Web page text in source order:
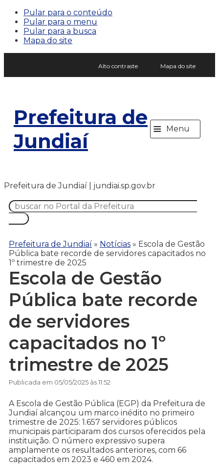
Pular para o conteúdo
Pular para o menu
Pular para a busca
Mapa do site
Alto contraste Mapa do site
Prefeitura de
Jundiaí
≡ Menu
Prefeitura de Jundiaí | jundiai.sp.gov.br
Prefeitura de Jundiaí » Notícias » Escola de Gestão
Pública bate recorde de servidores capacitados no
1º trimestre de 2025
Escola de Gestão
Pública bate recorde
de servidores
capacitados no 1º
trimestre de 2025
Publicada em 05/05/2025 às 11:52
A Escola de Gestão Pública (EGP) da Prefeitura de
Jundiaí alcançou um marco inédito no primeiro
trimestre de 2025: 1.657 servidores públicos
municipais participaram dos cursos oferecidos pela
instituição. O número expressivo supera
amplamente os resultados anteriores, com 66
capacitados em 2023 e 460 em 2024.